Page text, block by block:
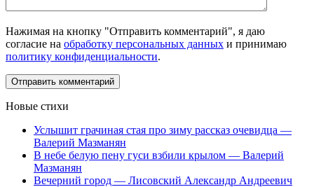
Нажимая на кнопку "Отправить комментарий", я даю
согласие на обработку персональных данных и принимаю
политику конфиденциальности.
Новые стихи
Услышит грачиная стая про зиму рассказ очевидца —
Валерий Мазманян
В небе белую пену гуси взбили крылом — Валерий
Мазманян
Вечерний город — Лисовский Александр Андреевич